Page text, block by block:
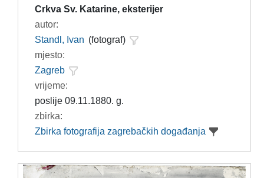
Crkva Sv. Katarine, eksterijer
autor:
Standl, Ivan (fotograf)
mjesto:
Zagreb
vrijeme:
poslije 09.11.1880. g.
zbirka:
Zbirka fotografija zagrebačkih događanja